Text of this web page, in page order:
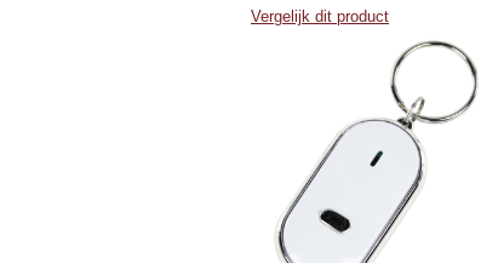
Vergelijk dit product